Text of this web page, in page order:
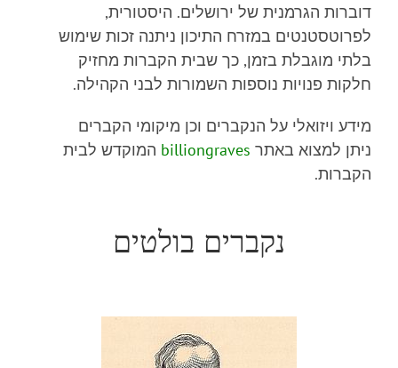
דוברות הגרמנית של ירושלים. היסטורית,
לפרוטסטנטים במזרח התיכון ניתנה זכות שימוש
בלתי מוגבלת בזמן, כך שבית הקברות מחזיק
חלקות פנויות נוספות השמורות לבני הקהילה.
מידע ויזואלי על הנקברים וכן מיקומי הקברים
ניתן למצוא באתר billiongraves המוקדש לבית
הקברות.
נקברים בולטים